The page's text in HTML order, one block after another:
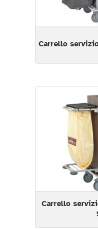
Carrello
Carrello